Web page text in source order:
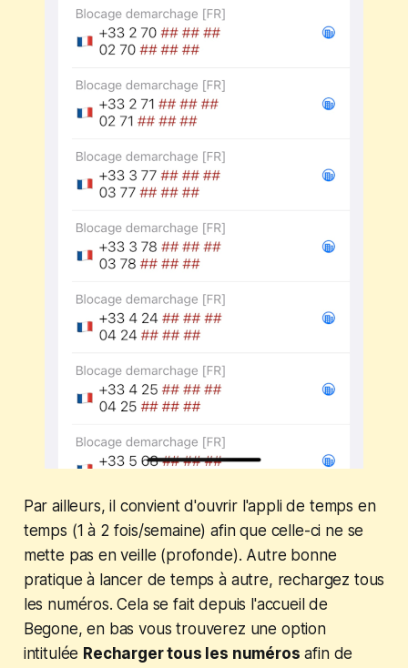
Par ailleurs, il convient d'ouvrir l'appli de temps en
temps (1 à 2 fois/semaine) afin que celle-ci ne se
mette pas en veille (profonde). Autre bonne
pratique à lancer de temps à autre, rechargez tous
les numéros. Cela se fait depuis l'accueil de
Begone, en bas vous trouverez une option
intitulée Recharger tous les numéros afin de